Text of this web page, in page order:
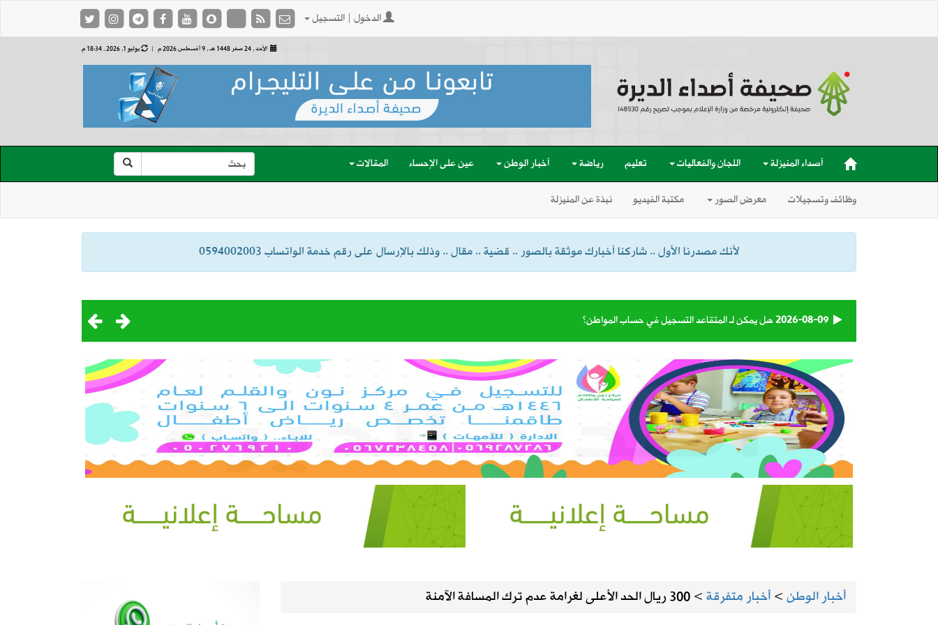
الدخول | التسجيل
الأحد , 24 صفر 1448 هـ , 9 أغسطس 2026 م | يوليو 1, 2026 , 18:34 م
أصداء المنيزلة اللجان والفعاليات تعليم رياضة أخبار الوطن عين على الإحساء المقالات
وظائف وتسجيلات معرض الصور مكتبة الفيديو نبذة عن المنيزلة
لأنك مصدرنا الأول .. شاركنا أخبارك موثقة بالصور .. قضية .. مقال .. وذلك بالإرسال على رقم خدمة الواتساب 0594002003
2026-08-09هل يمكن لـ المتقاعد التسجيل في حساب المواطن؟
2026-08-09مصفاة أرامكو ساسرف تعلن عن وظائف شاغرة
2026-08-09“التجارة” تحذر من مشاركة بيانات المنشآت عبر مواقع غير موثوقة
2026-08-08 ‏لجنة الانتخابات تعلن القائمة الأولية المترشحة لرئاسة وعضوية مجلس إدارة الاتحاد السعودي لكرة القدم
2026-08-08إعصار دولفين يضرب بقوة.. الصين تغلق المدارس وتوقف الملاحة تحسبًا لكارثة
2026-08-08 الهيئة العامة للنقل تعتمد اللائحة التنفيذية لنقل البضائع بالدراجات الآلية
أخبار الوطن>أخبار متفرقة>300 ريال الحد الأعلى لغرامة عدم ترك المسافة الآمنة